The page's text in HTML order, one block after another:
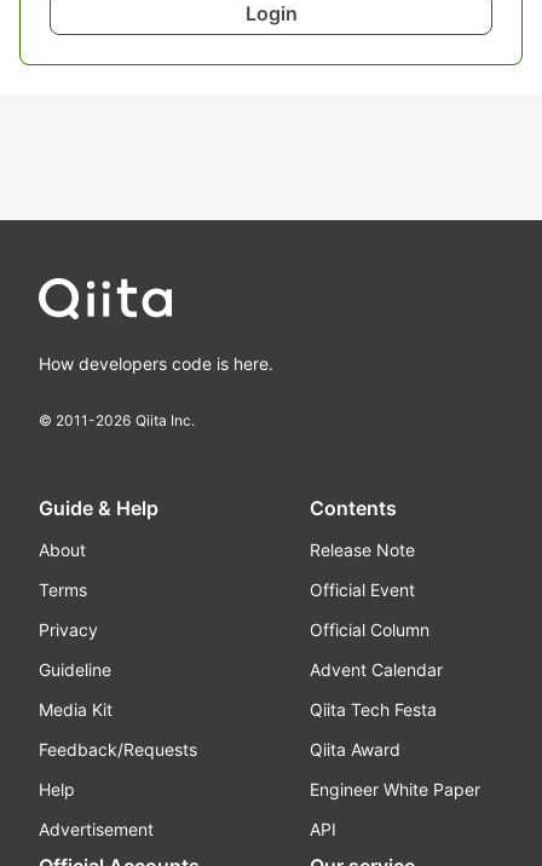
Login
How developers code is here.
© 2011-2026 Qiita Inc.
Guide & Help
About
Terms
Privacy
Guideline
Media Kit
Feedback/Requests
Help
Advertisement
Contents
Release Note
Official Event
Official Column
Advent Calendar
Qiita Tech Festa
Qiita Award
Engineer White Paper
API